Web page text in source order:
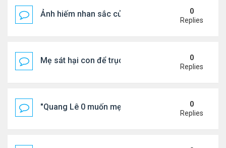
Ảnh hiếm nhan sắc của Thẩm Thuý Hằng0
Replies
Mẹ sát hại con để trục lợi bảo hiểm
0
Replies
"Quang Lê 0 muốn mẹ thua kém người khác"
0
Replies